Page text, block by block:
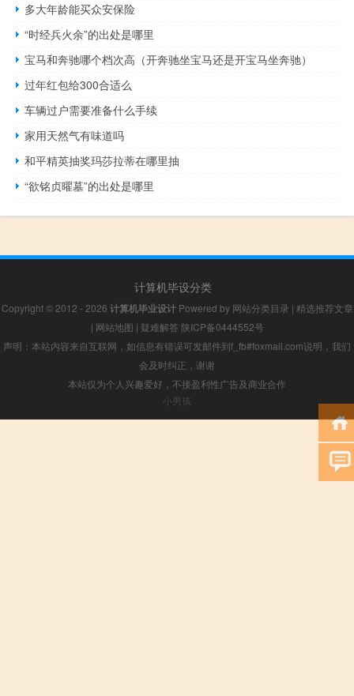
多大年龄能买众安保险
“时经兵火余”的出处是哪里
宝马和奔驰哪个档次高（开奔驰坐宝马还是开宝马坐奔驰）
过年红包给300合适么
车辆过户需要准备什么手续
家用天然气有味道吗
和平精英抽奖玛莎拉蒂在哪里抽
“欲铭贞曜墓”的出处是哪里
计算机毕设分类
Copyright © 2012 - 2026 计算机毕业设计Powered by 网站分类目录 | 精选推荐文章
| 网站地图 | 疑难解答 陕ICP备0444552号
声明：本站内容来自互联网，如信息有错误可发邮件到f_fb#foxmail.com说明，我们
会及时纠正，谢谢
本站仅为个人兴趣爱好，不接盈利性广告及商业合作
小男孩